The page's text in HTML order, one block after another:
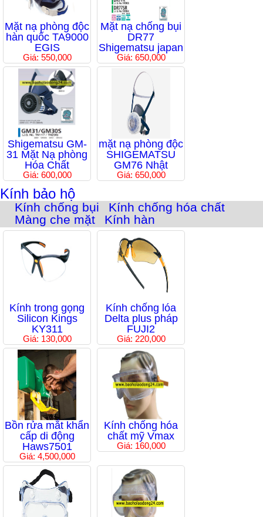
Mặt nạ phòng độc
hàn quốc TA9000
EGIS
Giá: 550,000
Mặt nạ chống bụi
DR77
Shigematsu japan
Giá: 650,000
Shigematsu GM-
31 Mặt Nạ phòng
Hóa Chất
Giá: 600,000
mặt nạ phòng độc
SHIGEMATSU
GM76 Nhật
Giá: 650,000
Kính bảo hộ
Kính chống bụi
Kính chống hóa chất
Màng che mặt
Kính hàn
Kính trong gọng
Silicon Kings
KY311
Giá: 130,000
Kính chống lóa
Delta plus pháp
FUJI2
Giá: 220,000
Bồn rửa mắt khẩn
cấp di động
Haws7501
Giá: 4,500,000
Kính chống hóa
chất mỹ Vmax
Giá: 160,000